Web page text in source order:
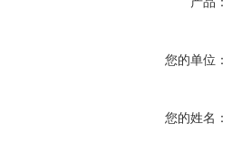
您的单位：
您的姓名：